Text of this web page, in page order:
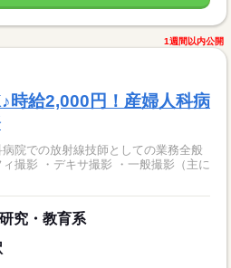
1週間以内公開
時給2,000円！産婦人科病
ィ撮影 ・デキサ撮影 ・一般撮影（主に
究・教育系